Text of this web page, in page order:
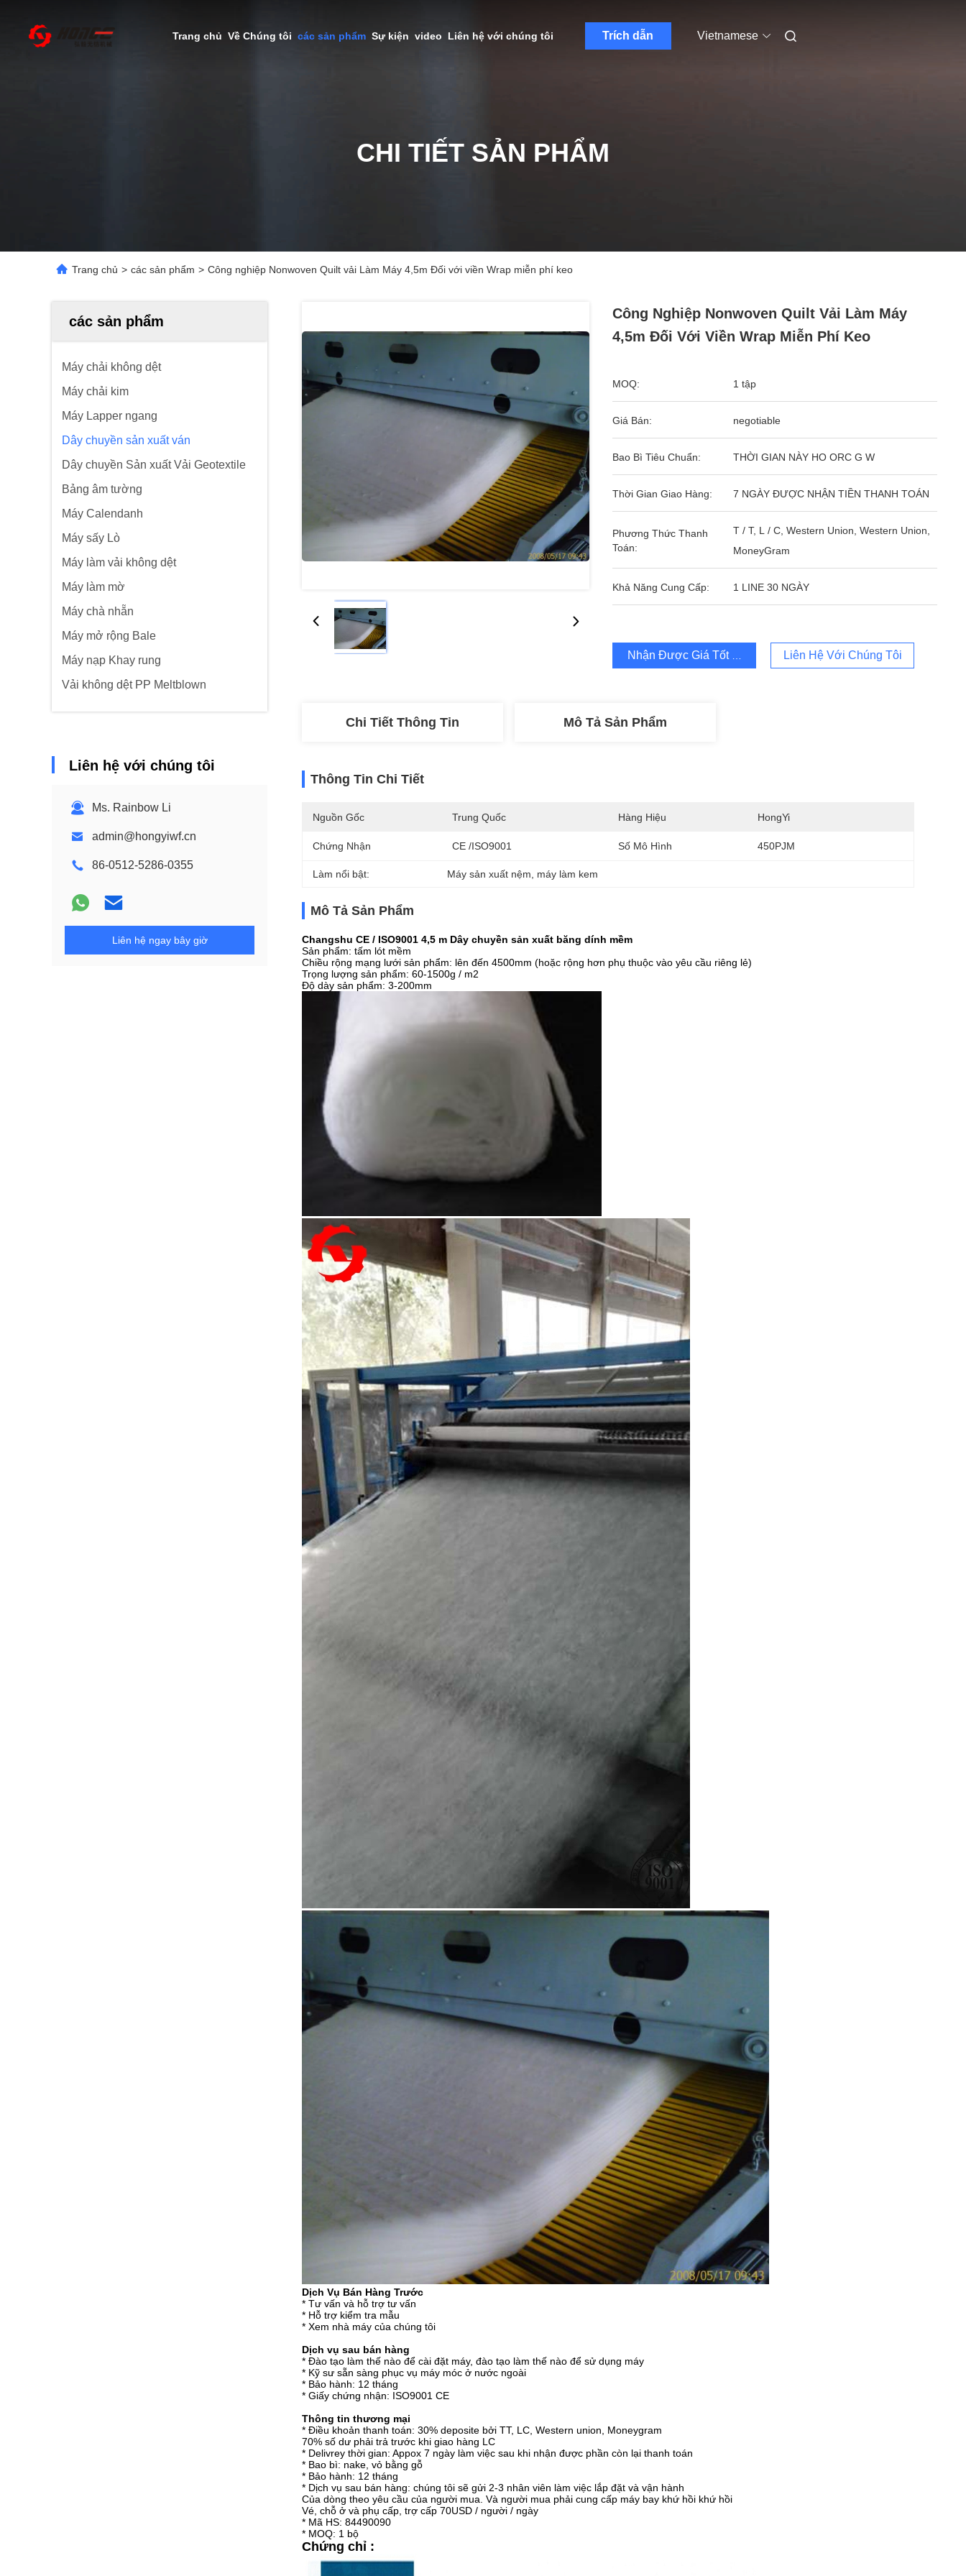
Trang chủ Về Chúng tôi các sản phẩm Sự kiện video Liên hệ với chúng tôi Trích dẫn Vietnamese
CHI TIẾT SẢN PHẨM
Trang chủ > các sản phẩm > Công nghiệp Nonwoven Quilt vải Làm Máy 4,5m Đối với viền Wrap miễn phí keo
các sản phẩm
Máy chải không dệt
Máy chải kim
Máy Lapper ngang
Dây chuyền sản xuất ván
Dây chuyền Sản xuất Vải Geotextile
Bảng âm tường
Máy Calendanh
Máy sấy Lò
Máy làm vải không dệt
Máy làm mờ
Máy chà nhẵn
Máy mở rộng Bale
Máy nạp Khay rung
Vải không dệt PP Meltblown
Liên hệ với chúng tôi
Ms. Rainbow Li
admin@hongyiwf.cn
86-0512-5286-0355
Liên hệ ngay bây giờ
Công Nghiệp Nonwoven Quilt Vải Làm Máy
4,5m Đối Với Viền Wrap Miễn Phí Keo
MOQ: 1 tập
Giá Bán: negotiable
Bao Bì Tiêu Chuẩn: THỜI GIAN NÀY HO ORC G W
Thời Gian Giao Hàng: 7 NGÀY ĐƯỢC NHẬN TIỀN THANH TOÁN
Phương Thức Thanh
Toán:
T / T, L / C, Western Union, Western Union,
MoneyGram
Khả Năng Cung Cấp: 1 LINE 30 NGÀY
Nhận Được Giá Tốt Nhất Liên Hệ Với Chúng Tôi
Chi Tiết Thông Tin Mô Tả Sản Phẩm
Thông Tin Chi Tiết
Nguồn Gốc Trung Quốc Hàng Hiệu HongYi
Chứng Nhận CE /ISO9001 Số Mô Hình 450PJM
Làm nổi bật: Máy sản xuất nệm máy làm kem
Mô Tả Sản Phẩm
Changshu CE / ISO9001 4,5 m Dây chuyền sản xuất băng dính mềm
Sản phẩm: tấm lót mềm
Chiều rộng mạng lưới sản phẩm: lên đến 4500mm (hoặc rộng hơn phụ thuộc vào yêu cầu riêng lẻ)
Trọng lượng sản phẩm: 60-1500g / m2
Độ dày sản phẩm: 3-200mm
Dịch Vụ Bán Hàng Trước
* Tư vấn và hỗ trợ tư vấn
* Hỗ trợ kiểm tra mẫu
* Xem nhà máy của chúng tôi
Dịch vụ sau bán hàng
* Đào tạo làm thế nào để cài đặt máy, đào tạo làm thế nào để sử dụng máy
* Kỹ sư sẵn sàng phục vụ máy móc ở nước ngoài
* Bảo hành: 12 tháng
* Giấy chứng nhận: ISO9001 CE
Thông tin thương mại
* Điều khoản thanh toán: 30% deposite bởi TT, LC, Western union, Moneygram
70% số dư phải trả trước khi giao hàng LC
* Delivrey thời gian: Appox 7 ngày làm việc sau khi nhận được phần còn lại thanh toán
* Bao bì: nake, vỏ bằng gỗ
* Bảo hành: 12 tháng
* Dịch vụ sau bán hàng: chúng tôi sẽ gửi 2-3 nhân viên làm việc lắp đặt và vận hành
Của dòng theo yêu cầu của người mua. Và người mua phải cung cấp máy bay khứ hồi khứ hồi
Vé, chỗ ở và phụ cấp, trợ cấp 70USD / người / ngày
* Mã HS: 84490090
* MOQ: 1 bộ
Chứng chỉ :